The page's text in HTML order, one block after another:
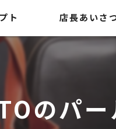
ト 店長あいさ
のパー